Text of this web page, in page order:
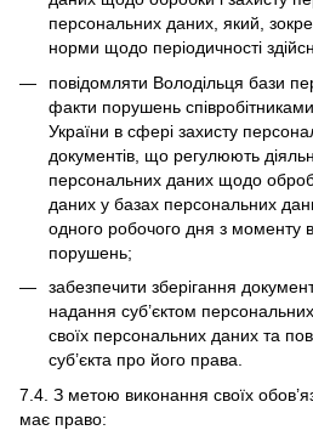
персональних даних, який,
норми щодо періодичності
повідомляти Володільця бази
факти порушень
України в сфері захисту
документів, що регулюють
персональних даних щодо
даних у базах персональних
одного робочого дня з моменту
порушень;
забезпечити зберігання
надання суб’єктом
своїх персональних даних та
суб’єкта про його права.
7.4. З метою виконання своїх
має право: